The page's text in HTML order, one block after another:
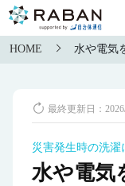
HOME 水や電気
最終更新日：
災害発生時の洗濯
水や電気